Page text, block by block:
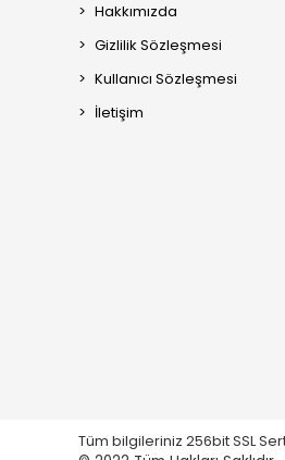
Hakkımızda
Gizlilik Sözleşmesi
Kullanıcı Sözleşmesi
İletişim
Tüm bilgileriniz 256bit SSL